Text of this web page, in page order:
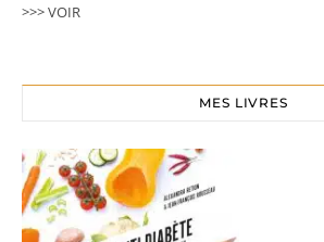
>>> VOIR
MES LIVRES